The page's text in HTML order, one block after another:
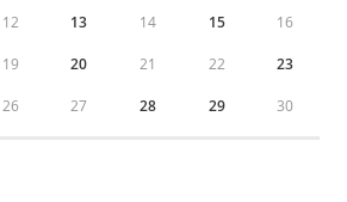
12 13 14 15 16
19 20 21 22 23
26 27 28 29 30